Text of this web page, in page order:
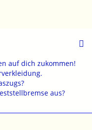
auf dich zukommen!
aus?